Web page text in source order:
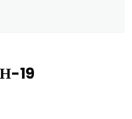
19